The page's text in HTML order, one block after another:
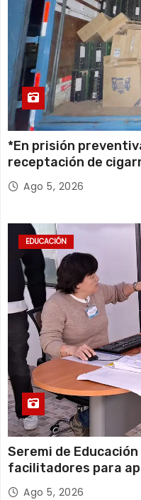
*En prisión
receptación de
millones*
Ago 5, 2026
EDUCACIÓN
Seremi de
facilitadores para
Escolar 2027
Ago 5, 2026